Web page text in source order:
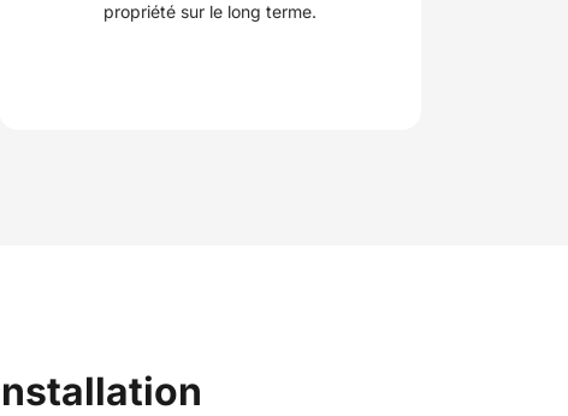
propriété sur le long terme.